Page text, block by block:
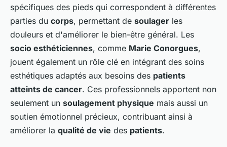
spécifiques des pieds qui correspondent à différentes
parties du corps, permettant de soulager les
douleurs et d'améliorer le bien-être général. Les
socio esthéticiennes, comme Marie Conorgues,
jouent également un rôle clé en intégrant des soins
esthétiques adaptés aux besoins des patients
atteints de cancer. Ces professionnels apportent non
seulement un soulagement physique mais aussi un
soutien émotionnel précieux, contribuant ainsi à
améliorer la qualité de vie des patients.